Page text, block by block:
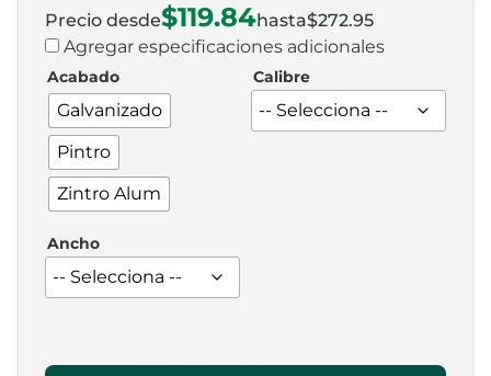
$119.84 $272.95
Agregar especificaciones adicionales
Acabado
Galvanizado
Pintro
Zintro Alum
Calibre
Ancho